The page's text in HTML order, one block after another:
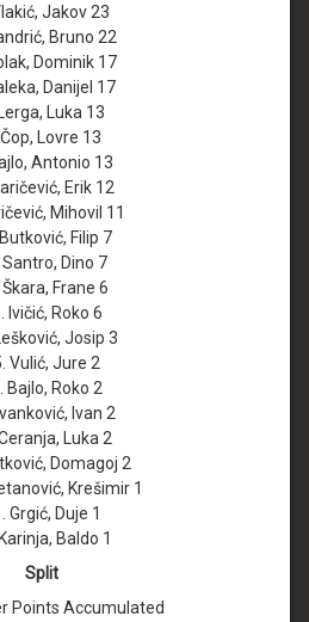
Jakov 23
Bruno 22
Dominik 17
Danijel 17
Luka 13
Lovre 13
Antonio 13
Erik 12
Mihovil 11
Filip 7
Santro, Dino 7
Škara, Frane 6
Ivičić, Roko 6
Josip 3
Vulić, Jure 2
Bajlo, Roko 2
Ivan 2
Luka 2
Domagoj 2
Krešimir 1
Grgić, Duje 1
Baldo 1
Split
Points Accumulated